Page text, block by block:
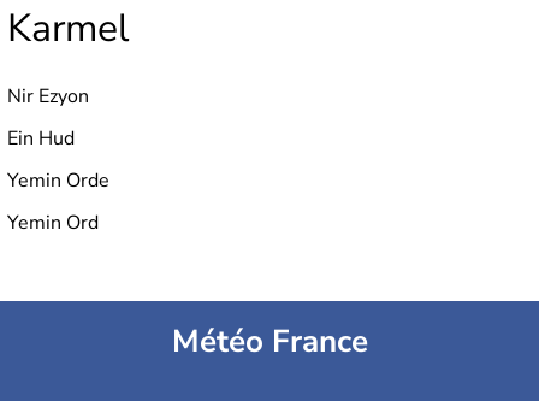
Karmel
Nir Ezyon
Ein Hud
Yemin Orde
Yemin Ord
Météo France